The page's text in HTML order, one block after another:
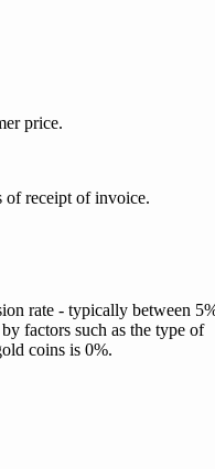
price.
of receipt of invoice.
rate - typically between
factors such as the type of
coins is 0%.